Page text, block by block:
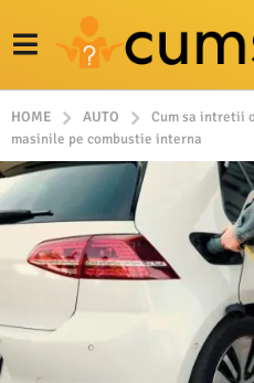
HOME AUTO
Cum sa intretii
masinile pe combustie interna